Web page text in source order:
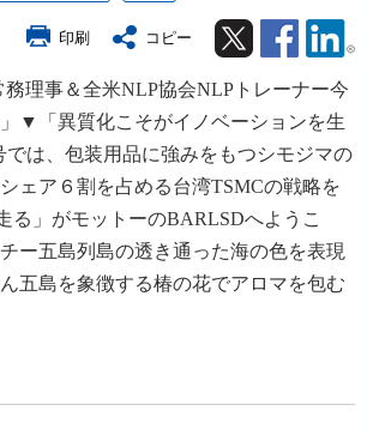
印刷 コピー Twitter Facebook
理事＆全米NLP協会NLPトレーナー今
▼「異質化こそがイノベーションを生
は、包装用品に強みをもつシモジマの
ェア６割を占める台湾TSMCの戦略を
る」がモットーのBARLSDへようこ
ー五島列島の透き通った海の色を表現
五島を象徴する椿の花でアロマを包む